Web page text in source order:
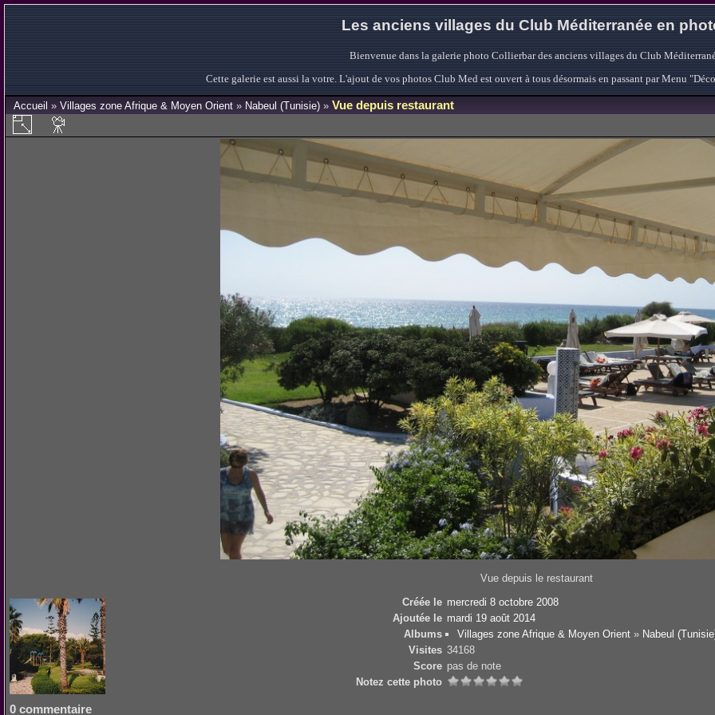
Les anciens villages du Club Méditerranée en
Bienvenue dans la galerie photo Collierbar des anciens villages du Club
Cette galerie est aussi la votre. L'ajout de vos photos Club Med est ouvert à tous désormais en passant par Menu
Accueil » Villages zone Afrique & Moyen Orient » Nabeul (Tunisie) » Vue depuis restaurant
Vue depuis le restaurant
Créée le mercredi 8 octobre 2008
Ajoutée le mardi 19 août 2014
Albums
Villages zone Afrique & Moyen Orient» Nabeul
Visites 34168
Score pas de note
Notez cette photo
0 commentaire